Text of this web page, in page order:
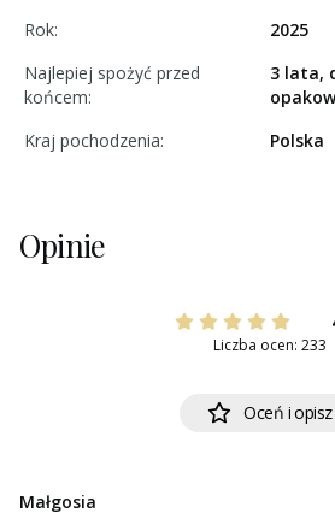
Rok:
2025
Najlepiej spożyć przed
końcem:
3 lata,
Kraj pochodzenia:
Polska
Opinie
Liczba ocen: 233
Oceń i opisz
Małgosia